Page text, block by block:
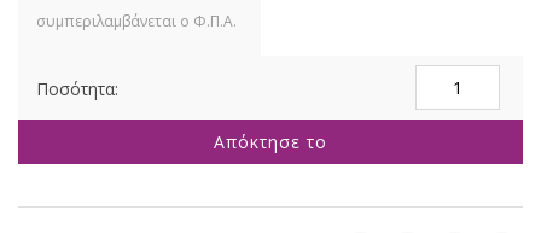
ΚΑΣΠΩ
ΣΕΤ
ΕΦΕ
Απόκτησε το